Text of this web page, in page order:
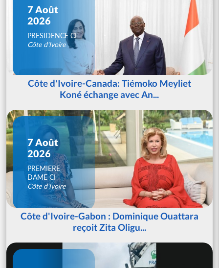
7 Août
2026
PRESIDENCE CI
Côte d'Ivoire
Côte d'Ivoire-Canada: Tiémoko Meyliet
Koné échange avec An...
7 Août
2026
PREMIERE
DAME CI
Côte d'Ivoire
Côte d'Ivoire-Gabon : Dominique Ouattara
reçoit Zita Oligu...